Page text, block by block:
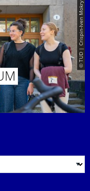
© TUD | Crispin-Iven Mokry